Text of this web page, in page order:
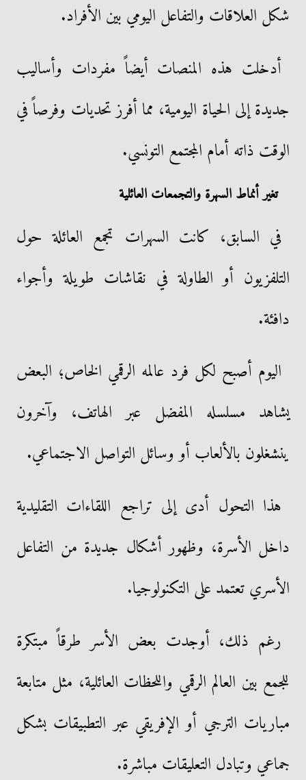
شكل العلاقات والتفاعل اليومي بين الأفراد.
أدخلت هذه المنصات أيضاً مفردات وأساليب
جديدة إلى الحياة اليومية، مما أفرز تحديات وفرصاً في
الوقت ذاته أمام المجتمع التونسي.
تغير أنماط السهرة والتجمعات العائلية
في السابق، كانت السهرات تجمع العائلة حول
التلفزيون أو الطاولة في نقاشات طويلة وأجواء
دافئة.
اليوم أصبح لكل فرد عالمه الرقمي الخاص؛ البعض
يشاهد مسلسله المفضل عبر الهاتف، وآخرون
ينشغلون بالألعاب أو وسائل التواصل الاجتماعي.
هذا التحول أدى إلى تراجع اللقاءات التقليدية
داخل الأسرة، وظهور أشكال جديدة من التفاعل
الأسري تعتمد على التكنولوجيا.
رغم ذلك، أوجدت بعض الأسر طرقاً مبتكرة
للجمع بين العالم الرقمي واللحظات العائلية، مثل متابعة
مباريات الترجي أو الإفريقي عبر التطبيقات بشكل
جماعي وتبادل التعليقات مباشرة.